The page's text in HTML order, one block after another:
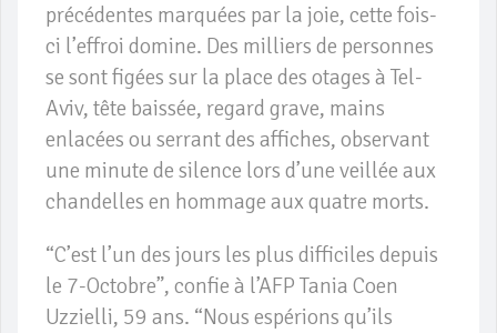
précédentes marquées par la joie, cette fois-
ci l’effroi domine. Des milliers de personnes
se sont figées sur la place des otages à Tel-
Aviv, tête baissée, regard grave, mains
enlacées ou serrant des affiches, observant
une minute de silence lors d’une veillée aux
chandelles en hommage aux quatre morts.
“C’est l’un des jours les plus difficiles depuis
le 7-Octobre”, confie à l’AFP Tania Coen
Uzzielli, 59 ans. “Nous espérions qu’ils